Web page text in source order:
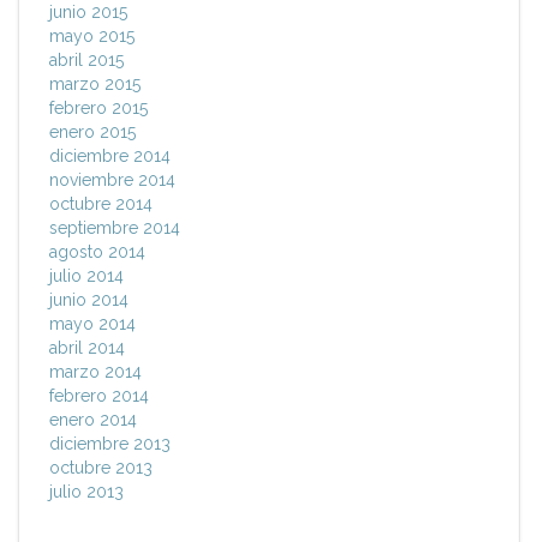
junio 2015
mayo 2015
abril 2015
marzo 2015
febrero 2015
enero 2015
diciembre 2014
noviembre 2014
octubre 2014
septiembre 2014
agosto 2014
julio 2014
junio 2014
mayo 2014
abril 2014
marzo 2014
febrero 2014
enero 2014
diciembre 2013
octubre 2013
julio 2013